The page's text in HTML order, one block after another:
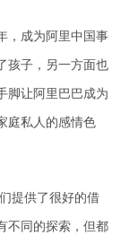
，成为阿里中国事
孩子，另一方面也
脚让阿里巴巴成为
庭私人的感情色
提供了很好的借
不同的探索，但都